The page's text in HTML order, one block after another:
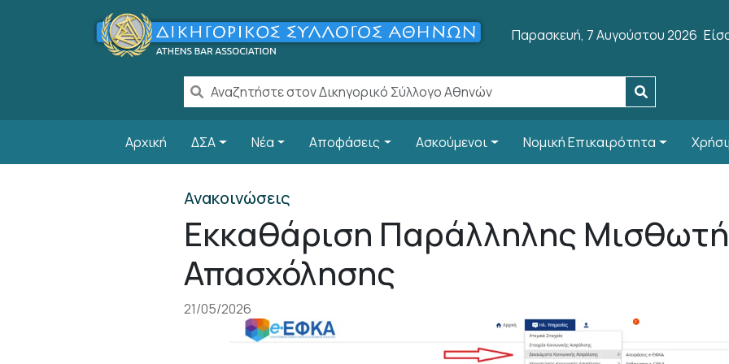
Παράκαμψη προς το κυρίως περιεχόμενο
Παρασκευή, 7 Αυγούστου 2026
Αρχική ΔΣΑ Νέα Αποφάσεις Ασκούμενοι Νομική Επικαιρότητα
Ανακοινώσεις
Εκκαθάριση Παράλληλης
Απασχόλησης
21/05/2026